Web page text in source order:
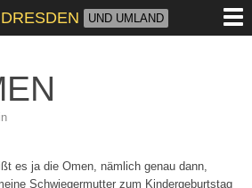
DRESDEN UND UMLAND
es ja die Omen, nämlich genau dann,
Schwiegermutter zum Kindergeburtstag